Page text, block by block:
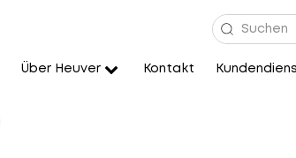
Über Heuver Kontakt